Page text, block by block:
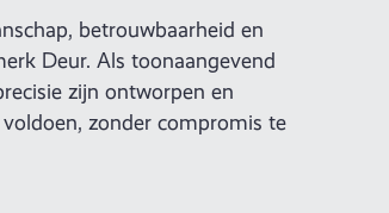
betrouwbaarheid en
Deur. Als toonaangevend
zijn ontworpen en
zonder compromis te